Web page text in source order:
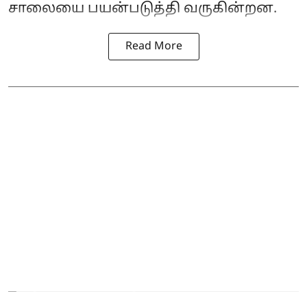
சாலையை பயன்படுத்தி வருகின்றன.
Read More